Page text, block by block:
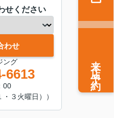
せください
わせ
ング
6613
00
３火曜日））
来店予約